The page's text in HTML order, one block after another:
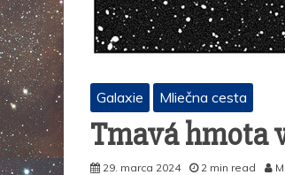
Galaxie Mliečna cesta
Tmavá hmota
29. marca 2024 2 min read